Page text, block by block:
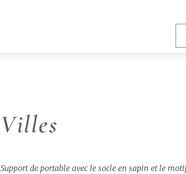
Villes
Support de portable avec le socle en sapin et le